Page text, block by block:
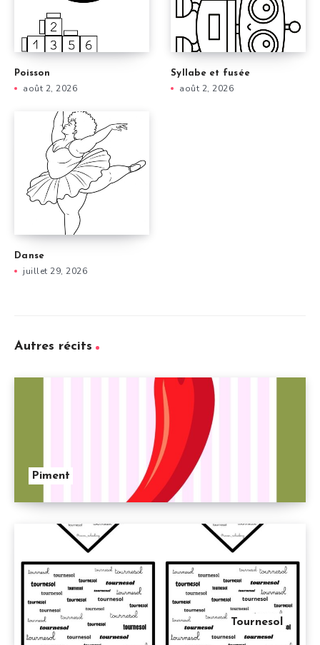
Poisson
août 2, 2026
Syllabe et fusée
août 2, 2026
Danse
juillet 29, 2026
Autres récits
Piment
Tournesol